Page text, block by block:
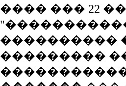
���� ��� 22
����������
���������